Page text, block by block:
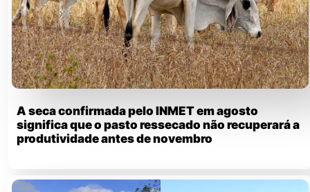
A seca confirmada pelo INMET em agosto
significa que o pasto ressecado não recuperará a
produtividade antes de novembro